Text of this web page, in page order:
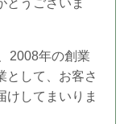
とうございま
2008年の創業
として、お客さ
けしてまいりま